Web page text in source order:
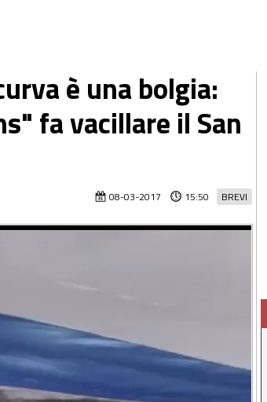
è una bolgia:
fa vacillare il San
BREVI
08-03-2017 15:50